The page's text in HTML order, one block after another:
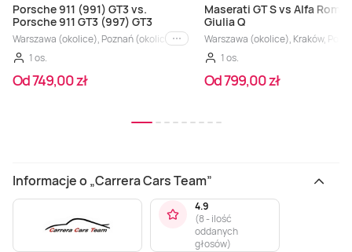
Porsche 911 (991) GT3 vs.
Porsche 911 GT3 (997) GT3
Warszawa (okolice), Poznań (okolice), Trójmiasto (okolice), Bielsko-Biała
i inne
1 os.
Od 749,00 zł
Maserati GT S vs Alfa
Giulia Q
Warszawa (okolice), Kraków,
1 os.
Od 799,00 zł
Informacje o „Carrera Cars Team”
4.9
(8 - ilość
oddanych
głosów)